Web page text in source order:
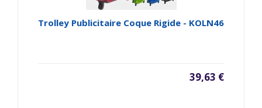
Trolley Publicitaire Coque Rigide - KOLN46
39,63 €